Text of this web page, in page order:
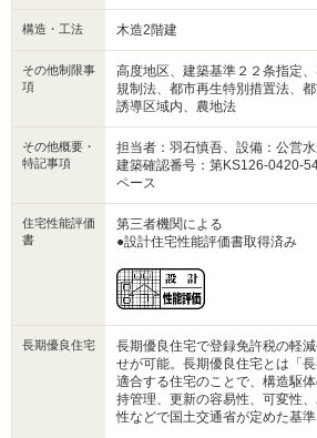
環境にもお財布にも優しい太陽光発電！
構造・工法 木造2階建
その他制限事
項
高度地区、建築基準２２条指定
規制法、都市再生特別措置法、
誘導区域内、農地法
その他概要・
特記事項
担当者：羽石慎吾、設備：公営水
建築確認番号：第KS126-0420-
ペース
住宅性能評価
書
第三者機関による
●設計住宅性能評価書取得済み
長期優良住宅
長期優良住宅で登録免許税の軽
せが可能。長期優良住宅とは「
適合する住宅のことで、構造駆
持管理、更新の容易性、可変性
性などで国土交通省が定めた基